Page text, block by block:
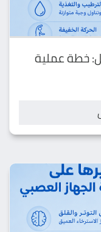
خطة عملية